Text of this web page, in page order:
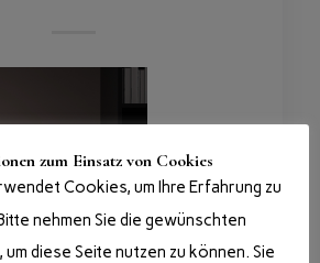
zum Einsatz von Cookies
Cookies, um Ihre Erfahrung zu
nehmen Sie die gewünschten
diese Seite nutzen zu können. Sie